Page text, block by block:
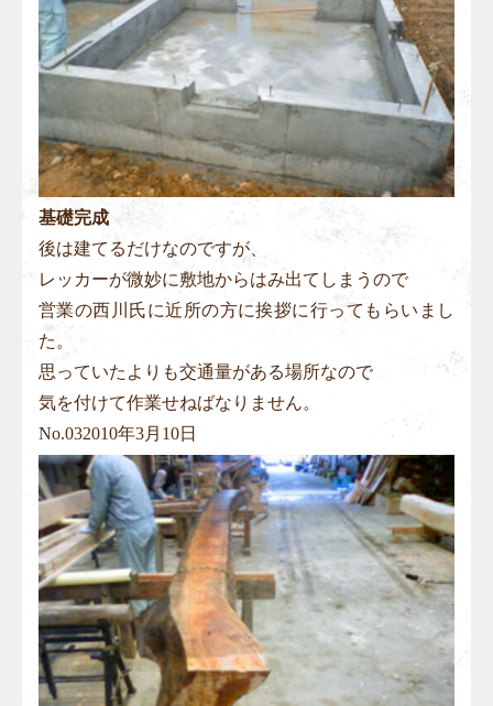
基礎完成
後は建てるだけなのですが、
レッカーが微妙に敷地からはみ出てしまうので
営業の西川氏に近所の方に挨拶に行ってもらいまし
た。
思っていたよりも交通量がある場所なので
気を付けて作業せねばなりません。
No.032010年3月10日